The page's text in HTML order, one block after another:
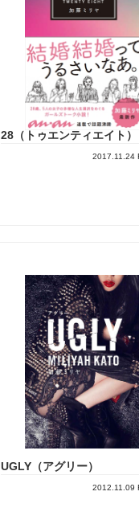
28（トゥエンティエイト）
2017.11.24
UGLY（アグリー）
2012.11.09